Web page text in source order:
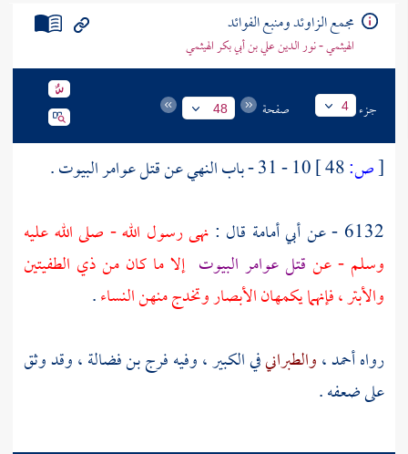
مجمع الزاوئد ومنبع الفوائد
الهيثمي - نور الدين علي بن أبي بكر الهيثمي
جزء 4 صفحة 48
[ص:
10 - 31 - باب النهي عن قتل عوامر البيوت .
6132 - عن
أبي أمامة قال : نهى رسول الله - صلى الله عليه
وسلم - عن قتل عوامر البيوت إلا ما كان من ذي الطفيتين
والأبتر ، فإنهما يكمهان الأبصار وتخدج منهن النساء.
رواهأحمد،والطبرانيفي الكبير ، وفيهفرج بن فضالة، وقد وثق
على ضعفه .